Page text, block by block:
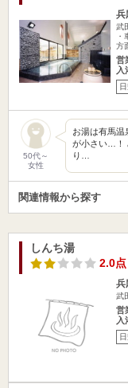
兵
武
方
営
入
50代～
女性
お湯は有馬温
が小さい…！
り…
関連情報から探す
しんち湯
2.0点
兵
武
営
入